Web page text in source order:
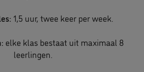
1,5 uur, twee keer per week.
elke klas bestaat uit maximaal 8
leerlingen.